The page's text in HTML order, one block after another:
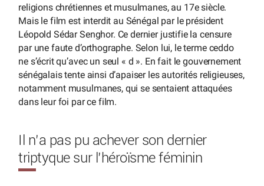
religions chrétiennes et musulmanes, au 17e siècle.
Mais le film est interdit au Sénégal par le président
Léopold Sédar Senghor. Ce dernier justifie la censure
par une faute d’orthographe. Selon lui, le terme ceddo
ne s’écrit qu’avec un seul « d ». En fait le gouvernement
sénégalais tente ainsi d’apaiser les autorités religieuses,
notamment musulmanes, qui se sentaient attaquées
dans leur foi par ce film.
Il n’a pas pu achever son dernier
triptyque sur l’héroïsme féminin